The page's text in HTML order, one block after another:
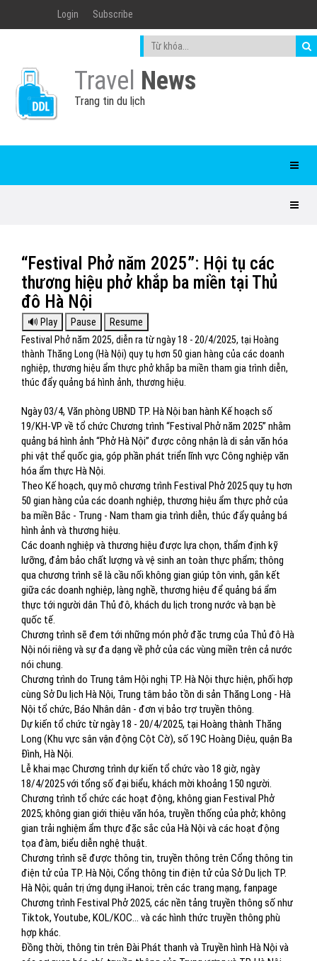
Login Subscribe
Travel News
Trang tin du lịch
“Festival Phở năm 2025”: Hội tụ các
thương hiệu phở khắp ba miền tại Thủ
đô Hà Nội
Festival Phở năm 2025, diễn ra từ ngày 18 - 20/4/2025, tại Hoàng
thành Thăng Long (Hà Nội) quy tụ hơn 50 gian hàng của các doanh
nghiệp, thương hiệu ẩm thực phở khắp ba miền tham gia trình diễn,
thúc đẩy quảng bá hình ảnh, thương hiệu.
Ngày 03/4, Văn phòng UBND TP. Hà Nội ban hành Kế hoạch số
19/KH-VP về tổ chức Chương trình “Festival Phở năm 2025” nhằm
quảng bá hình ảnh “Phở Hà Nội” được công nhận là di sản văn hóa
phi vật thể quốc gia, góp phần phát triển lĩnh vực Công nghiệp văn
hóa ẩm thực Hà Nội.
Theo Kế hoạch, quy mô chương trình Festival Phở 2025 quy tụ hơn
50 gian hàng của các doanh nghiệp, thương hiệu ẩm thực phở của
ba miền Bắc - Trung - Nam tham gia trình diễn, thúc đẩy quảng bá
hình ảnh và thương hiệu.
Các doanh nghiệp và thương hiệu được lựa chọn, thẩm định kỹ
lưỡng, đảm bảo chất lượng và vệ sinh an toàn thực phẩm; thông
qua chương trình sẽ là cầu nối không gian giúp tôn vinh, gắn kết
giữa các doanh nghiệp, làng nghề, thương hiệu để quảng bá ẩm
thực tới người dân Thủ đô, khách du lịch trong nước và bạn bè
quốc tế.
Chương trình sẽ đem tới những món phở đặc trưng của Thủ đô Hà
Nội nói riêng và sự đa dạng về phở của các vùng miền trên cả nước
nói chung.
Chương trình do Trung tâm Hội nghị TP. Hà Nội thực hiện, phối hợp
cùng Sở Du lịch Hà Nội, Trung tâm bảo tồn di sản Thăng Long - Hà
Nội tổ chức, Báo Nhân dân - đơn vị bảo trợ truyền thông.
Dự kiến tổ chức từ ngày 18 - 20/4/2025, tại Hoàng thành Thăng
Long (Khu vực sân vận động Cột Cờ), số 19C Hoàng Diệu, quận Ba
Đình, Hà Nội.
Lễ khai mạc Chương trình dự kiến tổ chức vào 18 giờ, ngày
18/4/2025 với tổng số đại biểu, khách mời khoảng 150 người.
Chương trình tổ chức các hoạt động, không gian Festival Phở
2025; không gian giới thiệu văn hóa, truyền thống của phở; không
gian trải nghiệm ẩm thực đặc sắc của Hà Nội và các hoạt động
tọa đàm, biểu diễn nghệ thuật.
Chương trình sẽ được thông tin, truyền thông trên Cổng thông tin
điện tử của TP. Hà Nội, Cổng thông tin điện tử của Sở Du lịch TP.
Hà Nội; quản trị ứng dụng iHanoi; trên các trang mạng, fanpage
Chương trình Festival Phở 2025, các nền tảng truyền thông số như
Tiktok, Youtube, KOL/KOC… và các hình thức truyền thông phù
hợp khác.
Đồng thời, thông tin trên Đài Phát thanh và Truyền hình Hà Nội và